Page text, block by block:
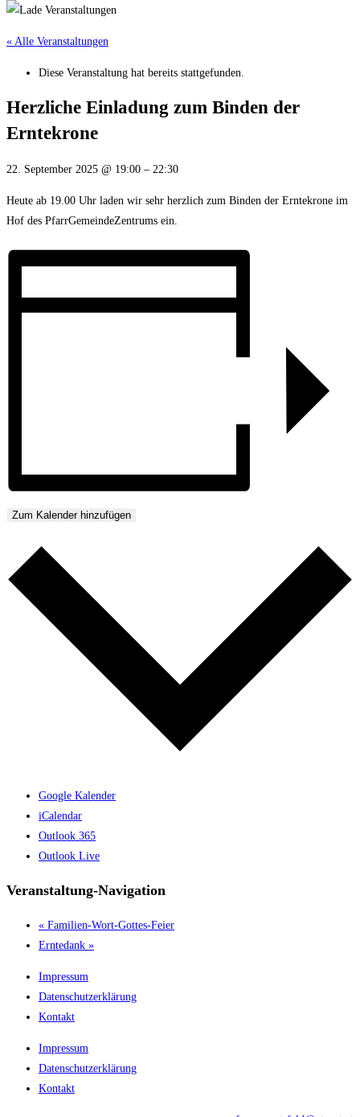
« Alle Veranstaltungen
Diese Veranstaltung hat bereits stattgefunden.
Herzliche Einladung zum Binden der
Erntekrone
22. September 2025 @ 19:00 – 22:30
Heute ab 19.00 Uhr laden wir sehr herzlich zum Binden der Erntekrone im
Hof des PfarrGemeindeZentrums ein.
Zum Kalender hinzufügen
Google Kalender
iCalendar
Outlook 365
Outlook Live
Veranstaltung-Navigation
« Familien-Wort-Gottes-Feier
Erntedank »
Impressum
Datenschutzerklärung
Kontakt
Impressum
Datenschutzerklärung
Kontakt